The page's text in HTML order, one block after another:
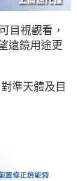
目視觀看，
遠鏡用途更
準天體及目